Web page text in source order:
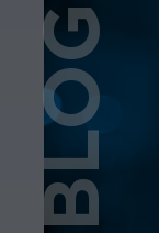
BLOG